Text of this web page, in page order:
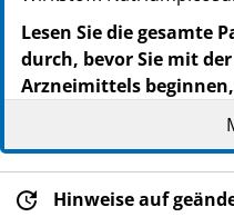
Lesen Sie die gesamte
durch, bevor Sie mit
Arzneimittels
Nehmen Sie dieses
dieser Packungsbeilage
Anweisung Ihres Arztes
Hinweise auf